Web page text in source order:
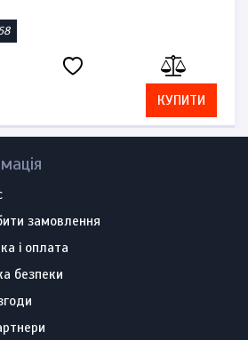
КУПИТИ
замовлення
і оплата
безпеки